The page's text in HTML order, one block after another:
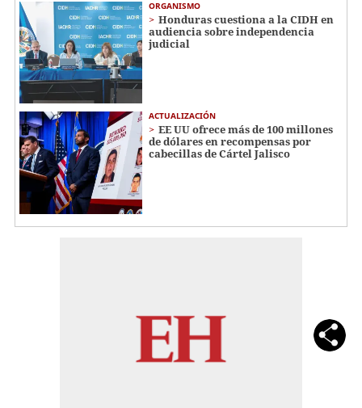
ORGANISMO
Honduras cuestiona a la CIDH en
audiencia sobre independencia
judicial
ACTUALIZACIÓN
EE UU ofrece más de 100 millones
de dólares en recompensas por
cabecillas de Cártel Jalisco